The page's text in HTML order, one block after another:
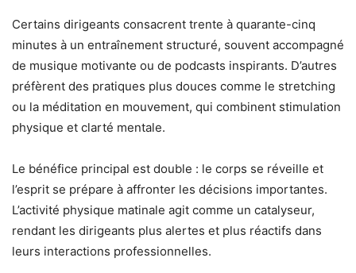
Certains dirigeants consacrent trente à quarante-cinq
minutes à un entraînement structuré, souvent accompagné
de musique motivante ou de podcasts inspirants. D’autres
préfèrent des pratiques plus douces comme le stretching
ou la méditation en mouvement, qui combinent stimulation
physique et clarté mentale.
Le bénéfice principal est double : le corps se réveille et
l’esprit se prépare à affronter les décisions importantes.
L’activité physique matinale agit comme un catalyseur,
rendant les dirigeants plus alertes et plus réactifs dans
leurs interactions professionnelles.